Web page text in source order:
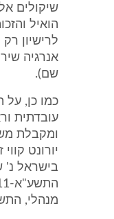
שיקולים
הואיל
שם).
כמו כן,
עובדתית
בישראל נ'
מנהלי, התש"ע-2010 כרך